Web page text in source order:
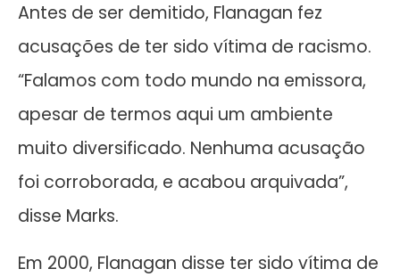
Antes de ser demitido, Flanagan fez
acusações de ter sido vítima de racismo.
“Falamos com todo mundo na emissora,
apesar de termos aqui um ambiente
muito diversificado. Nenhuma acusação
foi corroborada, e acabou arquivada”,
disse Marks.
Em 2000, Flanagan disse ter sido vítima de